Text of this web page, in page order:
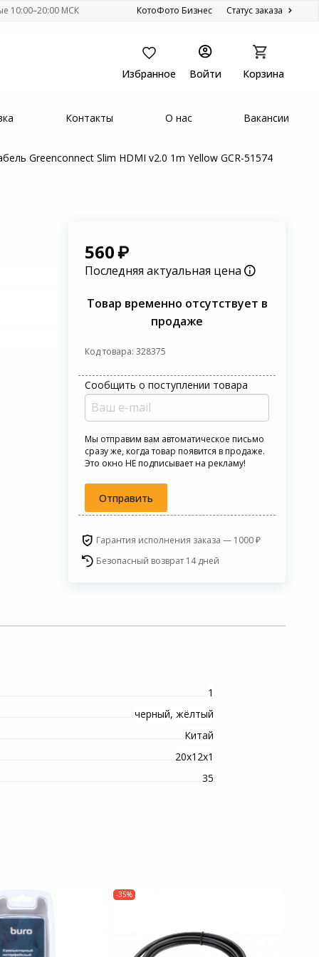
10:00–20:00 МСК КотоФото Бизнес Статус заказа
Корзина
Войти
Избранное
Контакты О нас Вакансии
Greenconnect Slim HDMI v2.0 1m Yellow GCR-51574
560
Последняя актуальная цена
Товар временно отсутствует в
продаже
Код товара: 328375
Сообщить о поступлении товара
Мы отправим вам автоматическое письмо
сразу же, когда товар появится в продаже.
Это окно НЕ подписывает на рекламу!
Отправить
Гарантия исполнения заказа — 1000 ₽
Безопасный возврат 14 дней
1
черный, жёлтый
Китай
20х12х1
35
-35%